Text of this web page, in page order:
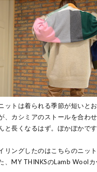
ットは着られる季節が短いと
、カシミアのストールを合わ
と長くなるはず。ぽかぽかで
リングしたのはこちらのニット
、MY THINKSのLamb Wool